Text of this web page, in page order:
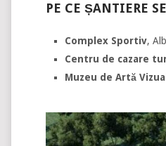
PE CE ȘANTIERE
Complex Sportiv,
Centru de cazare
Muzeu de Artă